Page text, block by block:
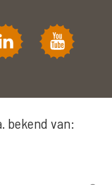
bekend van: